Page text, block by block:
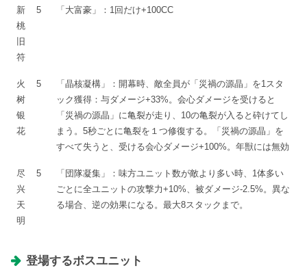
新
桃
旧
符
5 「大富豪」：1回だけ+100CC
火
树
银
花
5
「晶核凝構」：開幕時、敵全員が「災禍の源晶」を1スタ
ック獲得：与ダメージ+33%。会心ダメージを受けると
「災禍の源晶」に亀裂が走り、10の亀裂が入ると砕けてし
まう。5秒ごとに亀裂を１つ修復する。「災禍の源晶」を
すべて失うと、受ける会心ダメージ+100%。年獣には無効
尽
兴
天
明
5
「団隊凝集」：味方ユニット数が敵より多い時、1体多い
ごとに全ユニットの攻撃力+10%、被ダメージ-2.5%。異な
る場合、逆の効果になる。最大8スタックまで。
登場するボスユニット